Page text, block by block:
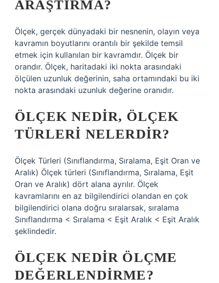
ARAŞTIRMA?
Ölçek, gerçek dünyadaki bir nesnenin, olayın veya
kavramın boyutlarını orantılı bir şekilde temsil
etmek için kullanılan bir kavramdır. Ölçek bir
orandır. Ölçek, haritadaki iki nokta arasındaki
ölçülen uzunluk değerinin, saha ortamındaki bu iki
nokta arasındaki uzunluk değerine oranıdır.
ÖLÇEK NEDIR, ÖLÇEK
TÜRLERI NELERDIR?
Ölçek Türleri (Sınıflandırma, Sıralama, Eşit Oran ve
Aralık) Ölçek türleri (Sınıflandırma, Sıralama, Eşit
Oran ve Aralık) dört alana ayrılır. Ölçek
kavramlarını en az bilgilendirici olandan en çok
bilgilendirici olana doğru sıralarsak, sıralama
Sınıflandırma < Sıralama < Eşit Aralık < Eşit Aralık
şeklindedir.
ÖLÇEK NEDIR ÖLÇME
DEĞERLENDIRME?